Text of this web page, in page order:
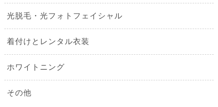
光脱毛・光フォトフェイシャル
着付けとレンタル衣装
ホワイトニング
その他